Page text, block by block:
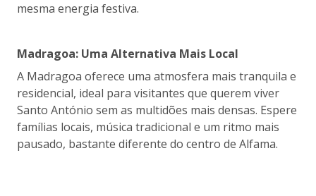
mesma energia festiva.
Madragoa: Uma Alternativa Mais Local
A Madragoa oferece uma atmosfera mais tranquila e
residencial, ideal para visitantes que querem viver
Santo António sem as multidões mais densas. Espere
famílias locais, música tradicional e um ritmo mais
pausado, bastante diferente do centro de Alfama.